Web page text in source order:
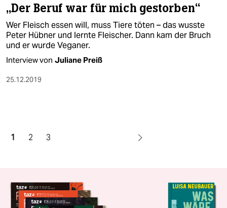
„Der Beruf war für mich gestorben“
Wer Fleisch essen will, muss Tiere töten – das wusste
Peter Hübner und lernte Fleischer. Dann kam der Bruch
und er wurde Veganer.
Interview von Juliane Preiß
25.12.2019
1 2 3